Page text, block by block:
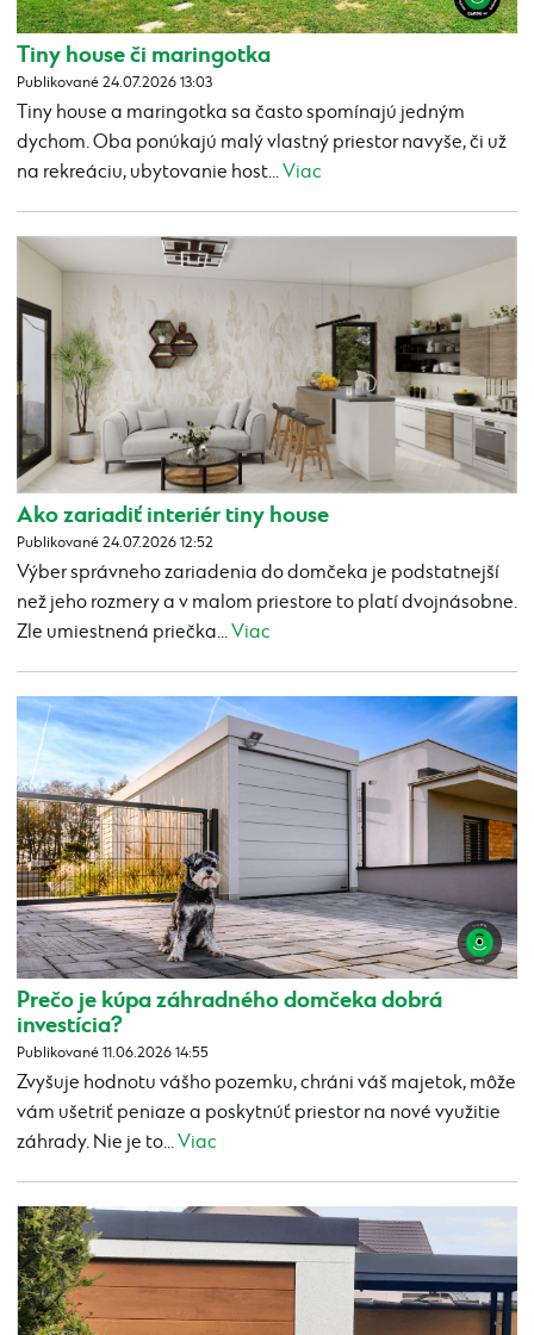
Tiny house či maringotka
Publikované 24.07.2026 13:03
Tiny house a maringotka sa často spomínajú jedným
dychom. Oba ponúkajú malý vlastný priestor navyše, či už
na rekreáciu, ubytovanie host...Viac
Ako zariadiť interiér tiny house
Publikované 24.07.2026 12:52
Výber správneho zariadenia do domčeka je podstatnejší
než jeho rozmery a v malom priestore to platí dvojnásobne.
Zle umiestnená priečka...Viac
Prečo je kúpa záhradného domčeka dobrá
investícia?
Publikované 11.06.2026 14:55
Zvyšuje hodnotu vášho pozemku, chráni váš majetok, môže
vám ušetriť peniaze a poskytnúť priestor na nové využitie
záhrady. Nie je to...Viac